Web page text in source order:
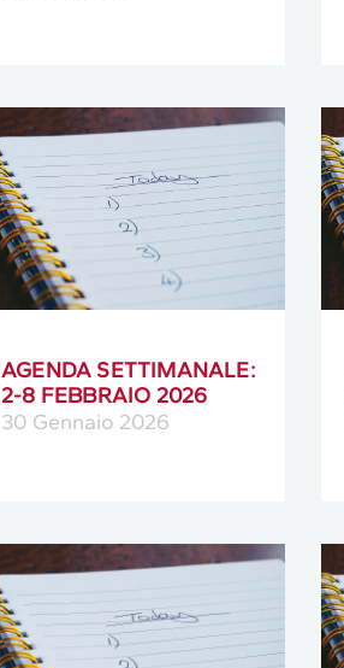
AGENDA SETTIMANALE:
2-8 FEBBRAIO 2026
30 Gennaio 2026